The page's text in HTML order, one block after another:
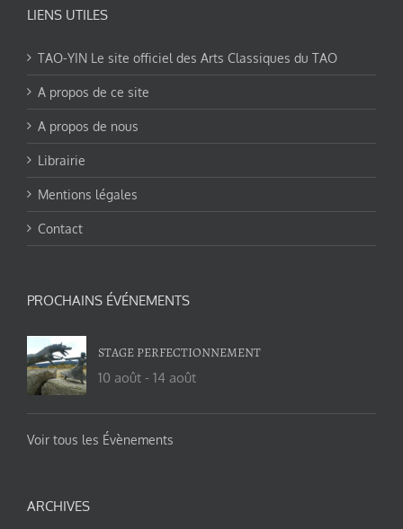
LIENS UTILES
TAO-YIN Le site officiel des Arts Classiques du TAO
A propos de ce site
A propos de nous
Librairie
Mentions légales
Contact
PROCHAINS ÉVÉNEMENTS
STAGE PERFECTIONNEMENT
10 août - 14 août
Voir tous les Évènements
ARCHIVES